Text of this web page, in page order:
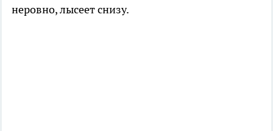
неровно, лысеет снизу.